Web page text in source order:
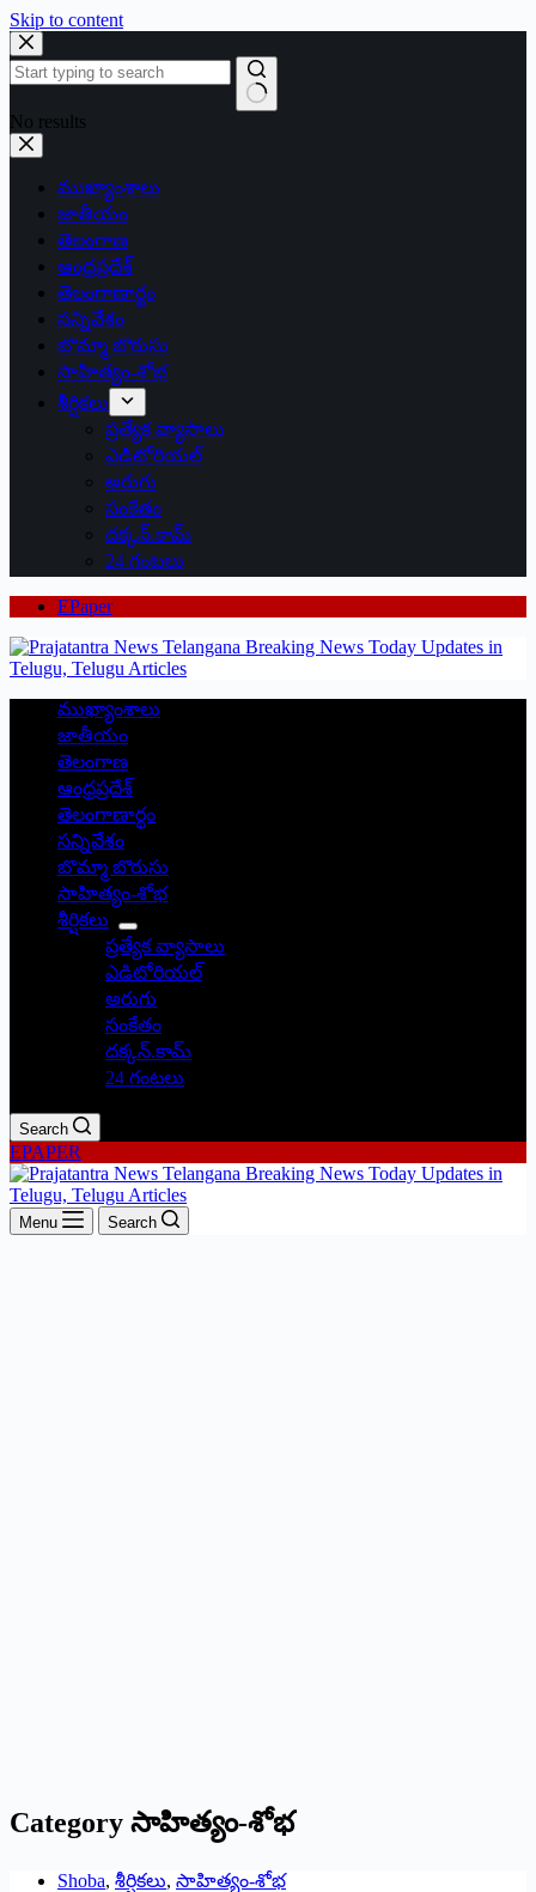
Skip to content
No results
ముఖ్యాంశాలు
జాతీయం
తెలంగాణ
ఆంధ్రప్రదేశ్
తెలంగాణార్థం
సన్నివేశం
బొమ్మా బొరుసు
సాహిత్యం-శోభ
శీర్షికలు
ప్రత్యేక వ్యాసాలు
ఎడిటోరియల్
అరుగు
సంకేతం
దక్కన్.కామ్
24 గంటలు
EPaper
ముఖ్యాంశాలు
జాతీయం
తెలంగాణ
ఆంధ్రప్రదేశ్
తెలంగాణార్థం
సన్నివేశం
బొమ్మా బొరుసు
సాహిత్యం-శోభ
శీర్షికలు
ప్రత్యేక వ్యాసాలు
ఎడిటోరియల్
అరుగు
సంకేతం
దక్కన్.కామ్
24 గంటలు
Search
EPAPER
Menu Search
Category సాహిత్యం-శోభ
Shoba, శీర్షికలు, సాహిత్యం-శోభ